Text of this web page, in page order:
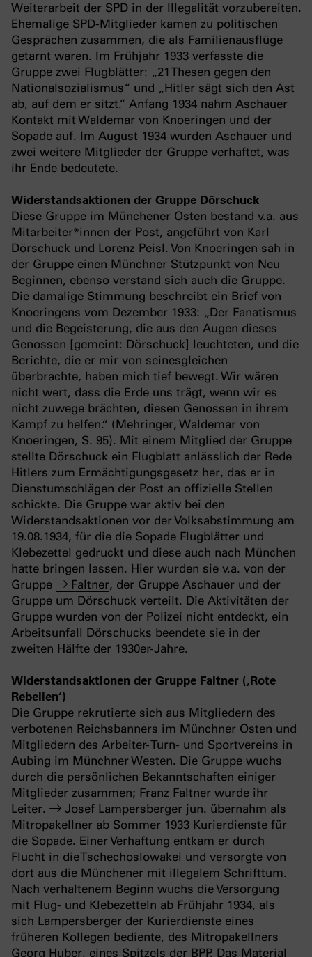
Weiterarbeit der SPD in der Illegalität vorzubereiten.
Ehemalige SPD-Mitglieder kamen zu politischen
Gesprächen zusammen, die als Familienausflüge
getarnt waren. Im Frühjahr 1933 verfasste die
Gruppe zwei Flugblätter: „21 Thesen gegen den
Nationalsozialismus“ und „Hitler sägt sich den Ast
ab, auf dem er sitzt.“ Anfang 1934 nahm Aschauer
Kontakt mit Waldemar von Knoeringen und der
Sopade auf. Im August 1934 wurden Aschauer und
zwei weitere Mitglieder der Gruppe verhaftet, was
ihr Ende bedeutete.
Widerstandsaktionen der Gruppe Dörschuck
Diese Gruppe im Münchener Osten bestand v.a. aus
Mitarbeiter*innen der Post, angeführt von Karl
Dörschuck und Lorenz Peisl. Von Knoeringen sah in
der Gruppe einen Münchner Stützpunkt von Neu
Beginnen, ebenso verstand sich auch die Gruppe.
Die damalige Stimmung beschreibt ein Brief von
Knoeringens vom Dezember 1933: „Der Fanatismus
und die Begeisterung, die aus den Augen dieses
Genossen [gemeint: Dörschuck] leuchteten, und die
Berichte, die er mir von seinesgleichen
überbrachte, haben mich tief bewegt. Wir wären
nicht wert, dass die Erde uns trägt, wenn wir es
nicht zuwege brächten, diesen Genossen in ihrem
Kampf zu helfen.“ (Mehringer, Waldemar von
Knoeringen, S. 95). Mit einem Mitglied der Gruppe
stellte Dörschuck ein Flugblatt anlässlich der Rede
Hitlers zum Ermächtigungsgesetz her, das er in
Dienstumschlägen der Post an offizielle Stellen
schickte. Die Gruppe war aktiv bei den
Widerstandsaktionen vor der Volksabstimmung am
19.08.1934, für die die Sopade Flugblätter und
Klebezettel gedruckt und diese auch nach München
hatte bringen lassen. Hier wurden sie v.a. von der
Gruppe
Faltner, der Gruppe Aschauer und der
Gruppe um Dörschuck verteilt. Die Aktivitäten der
Gruppe wurden von der Polizei nicht entdeckt, ein
Arbeitsunfall Dörschucks beendete sie in der
zweiten Hälfte der 1930er-Jahre.
Widerstandsaktionen der Gruppe Faltner (‚Rote
Rebellen‘)
Die Gruppe rekrutierte sich aus Mitgliedern des
verbotenen Reichsbanners im Münchner Osten und
Mitgliedern des Arbeiter- Turn- und Sportvereins in
Aubing im Münchner Westen. Die Gruppe wuchs
durch die persönlichen Bekanntschaften einiger
Mitglieder zusammen; Franz Faltner wurde ihr
Leiter.
Josef Lampersberger jun. übernahm als
Mitropakellner ab Sommer 1933 Kurierdienste für
die Sopade. Einer Verhaftung entkam er durch
Flucht in die Tschechoslowakei und versorgte von
dort aus die Münchener mit illegalem Schrifttum.
Nach verhaltenem Beginn wuchs die Versorgung
mit Flug- und Klebezetteln ab Frühjahr 1934, als
sich Lampersberger der Kurierdienste eines
früheren Kollegen bediente, des Mitropakellners
Georg Huber, eines Spitzels der BPP. Das Material